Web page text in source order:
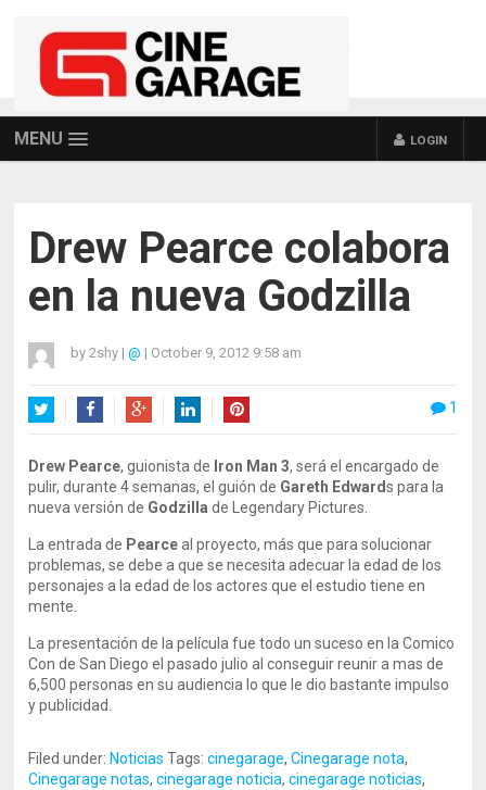
MENU LOGIN
Drew Pearce colabora
en la nueva Godzilla
by2shy | @ | October 9, 2012 9:58 am
1
Drew Pearce, guionista de Iron Man 3, será el encargado de
pulir, durante 4 semanas, el guión de Gareth Edwards para la
nueva versión de Godzilla de Legendary Pictures.
La entrada de Pearceal proyecto, más que para solucionar
problemas, se debe a que se necesita adecuar la edad de los
personajes a la edad de los actores que el estudio tiene en
mente.
La presentación de la película fue todo un suceso en la Comico
Con de San Diego el pasado julio al conseguir reunir a mas de
6,500 personas en su audiencia lo que le dio bastante impulso
y publicidad.
Filed under: Noticias Tags:cinegarage,Cinegarage nota,
Cinegarage notas,cinegarage noticia,cinegarage noticias,